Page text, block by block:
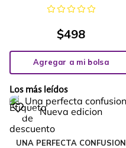
$498
Agregar a mi bolsa
Los más leídos
UNA PERFECTA CONFUSION
-10%